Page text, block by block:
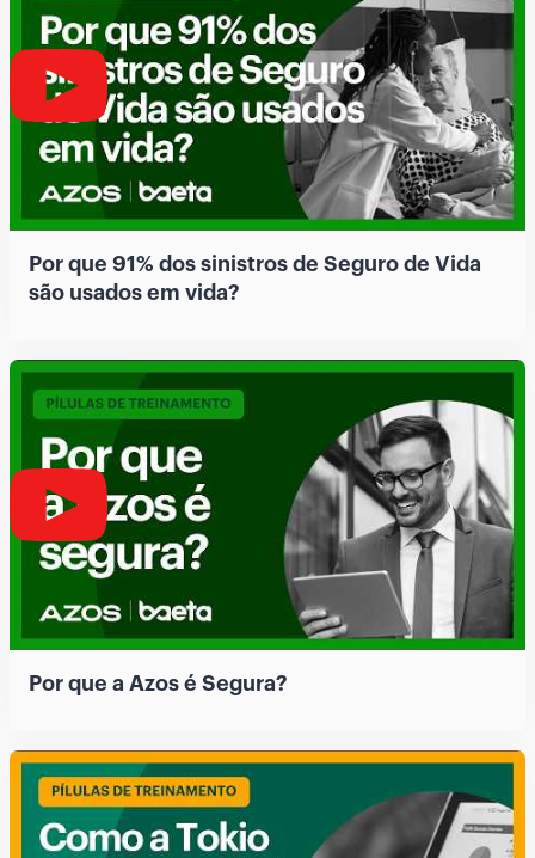
Por que 91% dos sinistros de Seguro de Vida
são usados em vida?
Por que a Azos é Segura?